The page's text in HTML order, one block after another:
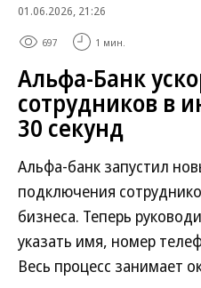
01.06.2026, 21:26
697 1 мин.
Альфа-Банк
сотрудников в
30 секунд
Альфа-банк запустил
подключения
бизнеса. Теперь
указать имя, номер
Весь процесс занимает